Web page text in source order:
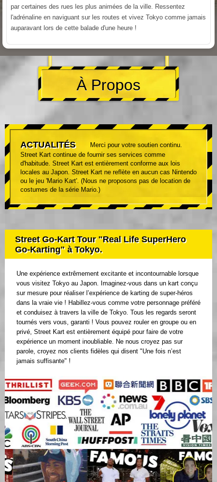
par certaines des rues les plus animées de la ville. Ressentez
l'adrénaline en naviguant sur les routes et vivez Tokyo comme jamais
auparavant lors de cette balade d'une heure !
À Propos
ACTUALITÉS
Merci pour votre soutien continu.
Street Kart continue de fournir ses services comme
d'habitude. Street Kart est entièrement conforme aux lois
locales au Japon. Street Kart ne reflète en aucun cas Nintendo
ou le jeu 'Mario Kart'. (Nous ne proposons pas de location de
costumes de la série Mario.)
Street Go-Kart Tour "Real Life SuperHero
Go-Karting" à Tokyo.
Une expérience extrêmement excitante et incontournable lorsque
vous visitez Tokyo au Japon. Imaginez-vous dans un kart conçu
sur mesure pour réaliser l’expérience de karting de super-héros
dans la vraie vie ! Habillez-vous comme votre personnage préféré
et conduisez à travers la ville de Tokyo. Tous les regards seront
tournés vers vous, garanti ! Vous pouvez rouler en groupe ou en
privé, Street Kart est entièrement équipé pour faire de votre
expérience un moment inoubliable. Ne nous croyez pas sur
parole, croyez nos clients fidèles qui disent "Une fois n’est
jamais suffisante" !